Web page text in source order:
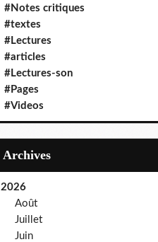
#Notes critiques
#textes
#Lectures
#articles
#Lectures-son
#Pages
#Videos
Archives
2026
Août
Juillet
Juin